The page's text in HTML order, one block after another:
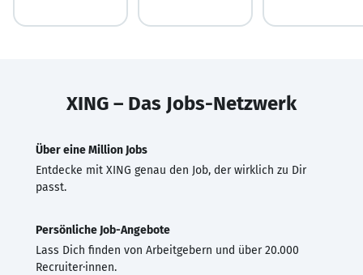
XING – Das Jobs-Netzwerk
Über eine Million Jobs
Entdecke mit XING genau den Job, der wirklich zu Dir
passt.
Persönliche Job-Angebote
Lass Dich finden von Arbeitgebern und über 20.000
Recruiter·innen.